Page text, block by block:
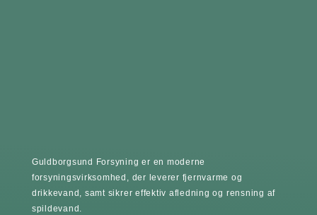
Guldborgsund Forsyning er en moderne
forsyningsvirksomhed, der leverer fjernvarme og
drikkevand, samt sikrer effektiv afledning og rensning af
spildevand.